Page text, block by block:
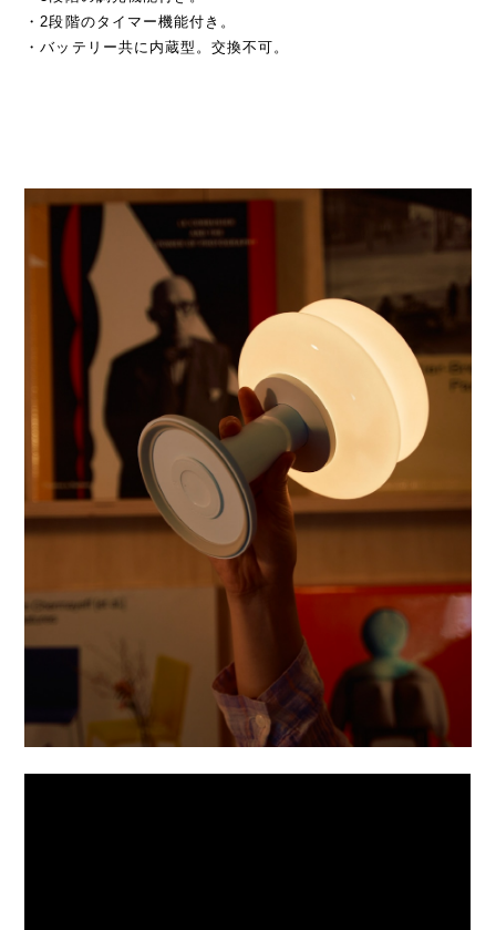
・2段階のタイマー機能付き。
・バッテリー共に内蔵型。交換不可。